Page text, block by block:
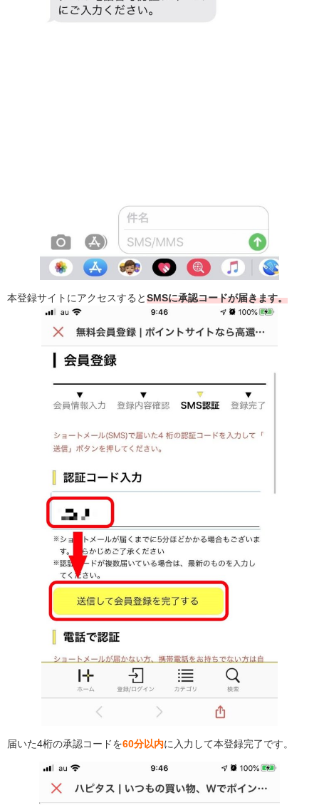
本登録サイトにアクセスするとSMSに承認コードが届きます。
届いた4桁の承認コードを60分以内に入力して本登録完了です。